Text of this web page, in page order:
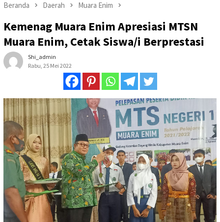
Beranda Daerah Muara Enim
Kemenag Muara Enim Apresiasi MTSN
Muara Enim, Cetak Siswa/i Berprestasi
Shi_admin
Rabu, 25 Mei 2022